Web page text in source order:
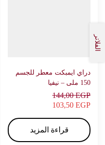
الفلاتر
دراي ايمبكت معطر للجسم
150 ملى – نيفيا
144,00EGP
103,50 EGP
قراءة المزيد